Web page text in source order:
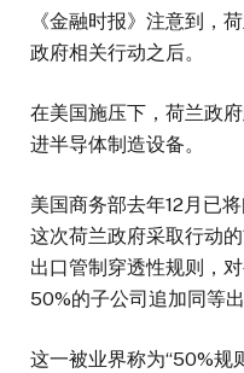
《金融时报》注意到，
政府相关行动之后。
在美国施压下，荷兰政
进半导体制造设备。
美国商务部去年12月已
这次荷兰政府采取行动
出口管制穿透性规则，
50%的子公司追加同等出
这一被业界称为“50%规